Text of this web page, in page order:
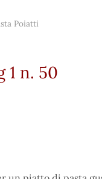
Poiatti
1 n. 50